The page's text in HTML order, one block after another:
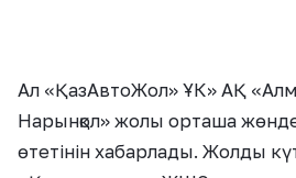
Ал «ҚазАвтоЖол» ҰК» АҚ
Нарынқол» жолы орташа
өтетінін хабарлады. Жолды